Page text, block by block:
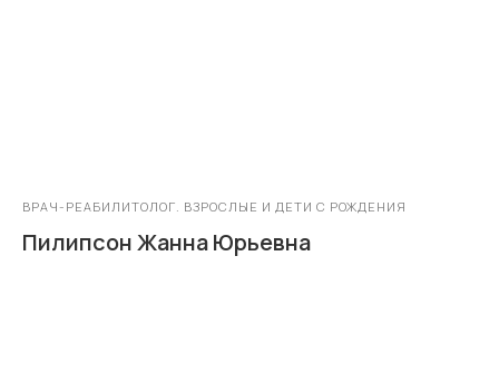
ВРАЧ-РЕАБИЛИТОЛОГ. ВЗРОСЛЫЕ И ДЕТИ С РОЖДЕНИЯ
Пилипсон Жанна Юрьевна